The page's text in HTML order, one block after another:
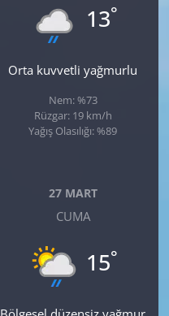
13°
Orta kuvvetli yağmurlu
Nem: %73
Rüzgar: 19 km/h
Yağış Olasılığı: %89
27 MART
CUMA
15°